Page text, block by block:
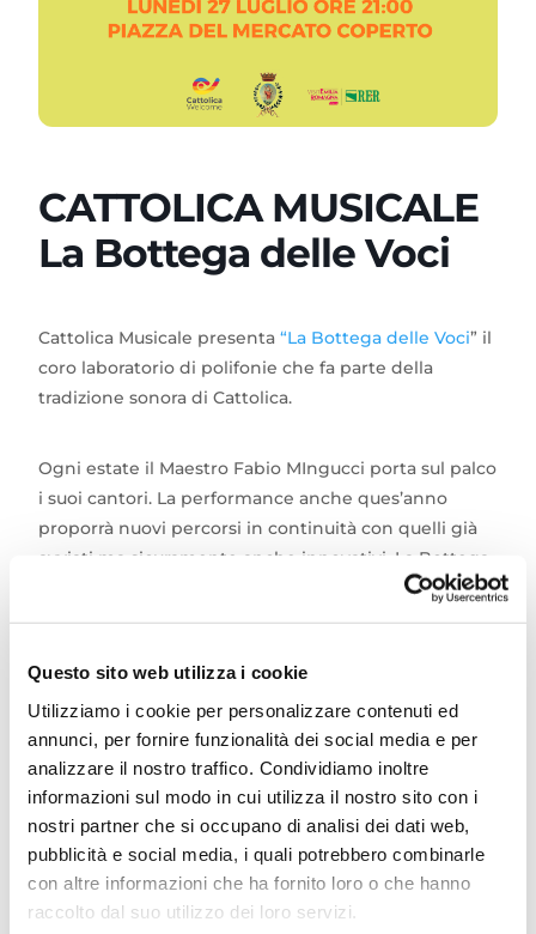
Questo sito web utilizza i cookie
Utilizziamo i cookie per personalizzare contenuti ed
annunci, per fornire funzionalità dei social media e per
analizzare il nostro traffico. Condividiamo inoltre
informazioni sul modo in cui utilizza il nostro sito con i
nostri partner che si occupano di analisi dei dati web,
pubblicità e social media, i quali potrebbero combinarle
con altre informazioni che ha fornito loro o che hanno
raccolto dal suo utilizzo dei loro servizi.
CATTOLICA MUSICALE
La Bottega delle Voci
Cattolica Musicale presenta“La Bottega delle Voci” il
coro laboratorio di polifonie che fa parte della
tradizione sonora di Cattolica.
Ogni estate il Maestro Fabio MIngucci porta sul palco
i suoi cantori. La performance anche ques’anno
proporrà nuovi percorsi in continuità con quelli già
avviati ma sicuramente anche innovativi. La Bottega
delle Voci è soprattutto questo, da una parte le radici
sonore e melodiche ben piantate nella tradizione e
attraverso un’incessante sperimentazione. Ecco
perchè questo coro polifonico si identifica a tutti gli
effetti come uno dei laboratori musicali-vocali più
innovativi del territorio di Rimini.
Cattolica, se pur piccola città, può vantare una folta
presenza di associazioni musicali che testimoniano